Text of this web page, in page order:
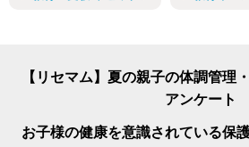
【リセマム】夏の親子の体調管理
アンケート
お子様の健康を意識されている保